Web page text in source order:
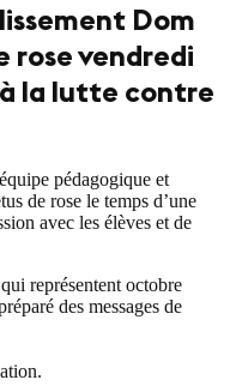
Dom
rose vendredi
la lutte contre
pédagogique et
de rose le temps d’une
avec les élèves et de
représentent octobre
des messages de